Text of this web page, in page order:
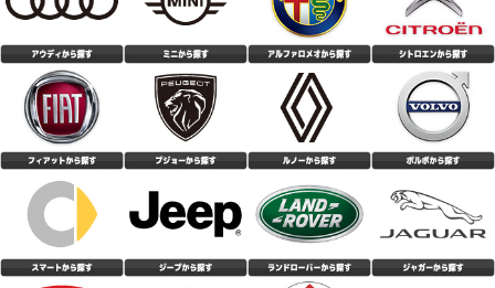
トータルバランスとコスパに優れたコンフォートタイヤ。 キビキビとした
敏捷性はないものの、しっとりとした走行感で疲れにくく反応が曖昧過ぎる
こともない。 ドライの高速コーナーでは路面に吸い付く様にグリップし不
安感無し。 外部からの入力をパンと跳ね返すというよりも、マイルドにい
なす方向の性格に感じる。 標準的な静粛性は確保されており、トンネル内
でも変なパターンノイズなし。オーディオも普通に視聴可能。 デミング大
賞受賞の底力を感じる。 低価格と認知度の低さから不安に感じるユーザー
もいると思うが、どうか安心して購入して試して欲しい逸品。
(4.10点)gua*******さん
MOMO M-300 225/50R18 99Y XL
購入後、約２週間が、経過しましたが、 静粛性については、以前履いてい
た、 Michelinプライマシー４より、静かに感じます。 今迄、Michelinしか
履いたことがないので、一番 静かなタイヤは、Michelinと思っていました
が、 それを上回る静粛性が、この値段で買える事に、 びっくりしておりま
す。 乗り心地に関しては、若干、跳ねる感じはありますが、 気になるほど
の事でもないです。 燃費性能に関しては、若干落ちた感じもありますが、
夏場ということもあり、エアコンの関係もあるかも しれません。 高速性の
に関しては、高速道路を、利用していない為、 評価していません 想像して
いた、性能以上のポテンシャルです。
(4.86点)hid*******さん
NANKANG NS-20 195/50R16 88V XL
前回はKUMHOのタイヤだったのですが、タイヤこうか交換してみて安定感
や静粛性などとても良かったです。 価格も安くコスパは最高だと思いま
す。
(5.00点)ken*******さん